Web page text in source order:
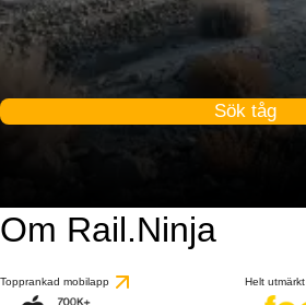
Sök tåg
Om Rail.Ninja
Topprankad mobilapp Helt utmärkt